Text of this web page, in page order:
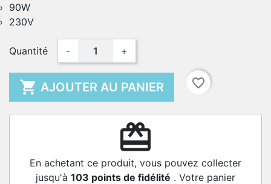
90W
230V
Quantité - +
 AJOUTER AU PANIER favorite_border
redeem
En achetant ce produit, vous pouvez collecter
jusqu'à 103 points de fidélité . Votre panier